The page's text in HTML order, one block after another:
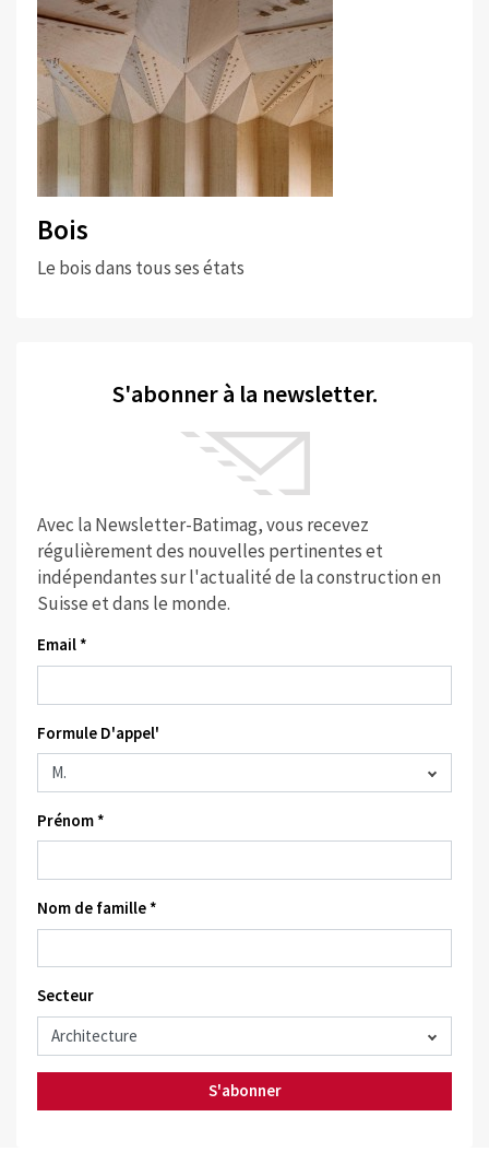
Bois
Le bois dans tous ses états
S'abonner à la newsletter.
Avec la Newsletter-Batimag, vous recevez
régulièrement des nouvelles pertinentes et
indépendantes sur l'actualité de la construction en
Suisse et dans le monde.
Email *
Formule D'appel'
Prénom *
Nom de famille *
Secteur
S'abonner